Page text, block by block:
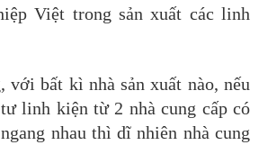
Việt trong sản xuất các linh
với bất kì nhà sản xuất nào, nếu
linh kiện từ 2 nhà cung cấp có
nhau thì dĩ nhiên nhà cung